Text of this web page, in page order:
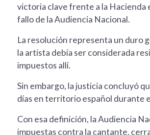
victoria clave frente a la Hacienda
fallo de la Audiencia Nacional.
La resolución representa un duro
la artista debía ser considerada
impuestos allí.
Sin embargo, la justicia concluyó
días en territorio español durante
Con esa definición, la Audiencia
impuestas contra la cantante,